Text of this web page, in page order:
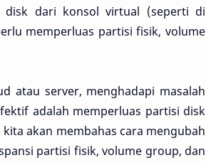
disk dari konsol virtual (seperti di
memperluas partisi fisik, volume
atau server, menghadapi masalah
adalah memperluas partisi disk
akan membahas cara mengubah
partisi fisik, volume group, dan